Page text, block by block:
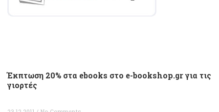
Έκπτωση 20% στα ebooks στο e-bookshop.gr για τις
γιορτές